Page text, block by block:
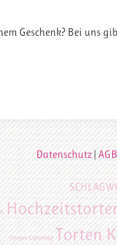
Geschenk? Bei uns
Datenschutz|
Torten Catering Torten